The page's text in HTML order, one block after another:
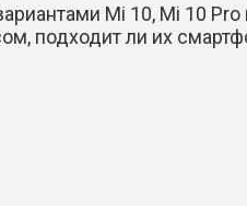
Mi 10, Mi 10 Pro
подходит ли их